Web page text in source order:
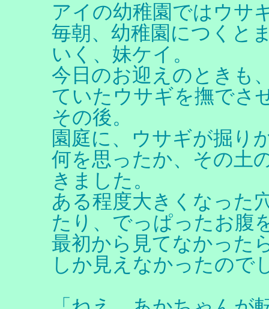
アイの幼稚園ではウサ
毎朝、幼稚園につくと
いく、妹ケイ。
今日のお迎えのときも
ていたウサギを撫でさ
その後。
園庭に、ウサギが掘り
何を思ったか、その土
きました。
ある程度大きくなった
たり、でっぱったお腹
最初から見てなかった
しか見えなかったので